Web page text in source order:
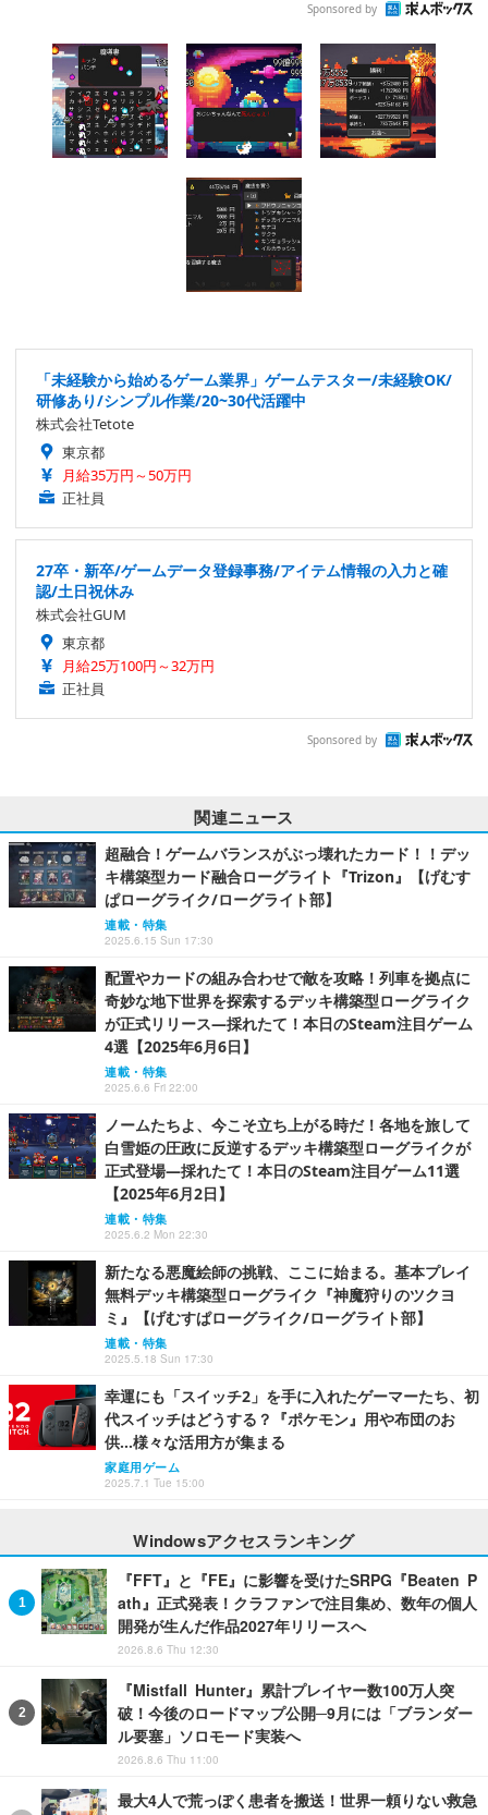
Sponsored by
「未経験から始めるゲーム業界」ゲームテスター/未経験OK/
研修あり/シンプル作業/20~30代活躍中
株式会社Tetote
東京都
月給35万円～50万円
正社員
27卒・新卒/ゲームデータ登録事務/アイテム情報の入力と確
認/土日祝休み
株式会社GUM
東京都
月給25万100円～32万円
正社員
Sponsored by
関連ニュース
超融合！ゲームバランスがぶっ壊れたカード！！デッ
キ構築型カード融合ローグライト『Trizon』【げむす
ぱローグライク/ローグライト部】
連載・特集
2025.6.15 Sun 17:30
配置やカードの組み合わせで敵を攻略！列車を拠点に
奇妙な地下世界を探索するデッキ構築型ローグライク
が正式リリース―採れたて！本日のSteam注目ゲーム
4選【2025年6月6日】
連載・特集
2025.6.6 Fri 22:00
ノームたちよ、今こそ立ち上がる時だ！各地を旅して
白雪姫の圧政に反逆するデッキ構築型ローグライクが
正式登場―採れたて！本日のSteam注目ゲーム11選
【2025年6月2日】
連載・特集
2025.6.2 Mon 22:30
新たなる悪魔絵師の挑戦、ここに始まる。基本プレイ
無料デッキ構築型ローグライク『神魔狩りのツクヨ
ミ』【げむすぱローグライク/ローグライト部】
連載・特集
2025.5.18 Sun 17:30
幸運にも「スイッチ2」を手に入れたゲーマーたち、初
代スイッチはどうする？『ポケモン』用や布団のお
供…様々な活用方が集まる
家庭用ゲーム
2025.7.1 Tue 15:00
Windowsアクセスランキング
『FFT』と『FE』に影響を受けたSRPG『Beaten P
ath』正式発表！クラファンで注目集め、数年の個人
開発が生んだ作品2027年リリースへ
2026.8.6 Thu 12:30
『Mistfall Hunter』累計プレイヤー数100万人突
破！今後のロードマップ公開─9月には「ブランダー
ル要塞」ソロモード実装へ
2026.8.6 Thu 11:00
最大4人で荒っぽく患者を搬送！世界一頼りない救急